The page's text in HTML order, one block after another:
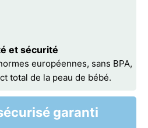
et sécurité
européennes, sans BPA,
total de la peau de bébé.
garanti